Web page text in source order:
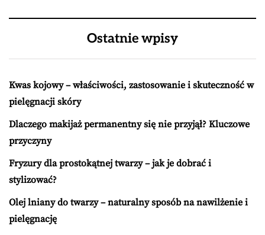
Ostatnie wpisy
Kwas kojowy – właściwości, zastosowanie i skuteczność w
pielęgnacji skóry
Dlaczego makijaż permanentny się nie przyjął? Kluczowe
przyczyny
Fryzury dla prostokątnej twarzy – jak je dobrać i
stylizować?
Olej lniany do twarzy – naturalny sposób na nawilżenie i
pielęgnację